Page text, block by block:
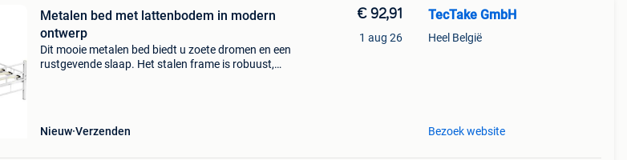
Metalen bed met lattenbodem in modern
ontwerp
Dit mooie metalen bed biedt u zoete dromen en een
rustgevende slaap. Het stalen frame is robuust,
Nieuw Verzenden
€ 92,91
1 aug 26
TecTake GmbH
Heel België
Bezoek website